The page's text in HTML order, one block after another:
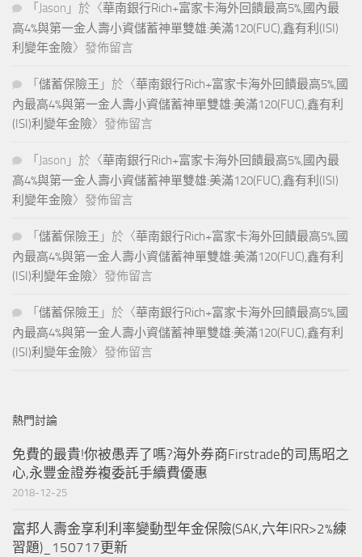
「 Jason 」於〈華南銀行Rich+富家卡海外回饋最高5%,國內最
高4%與第一金人壽小資儲蓄神單雙雄:美滿120(FUC),鑫有利(ISI)
利變年金險〉發佈留言
「 儲蓄保險王 」於〈華南銀行Rich+富家卡海外回饋最高5%,國
內最高4%與第一金人壽小資儲蓄神單雙雄:美滿120(FUC),鑫有利
(ISI)利變年金險〉發佈留言
「 Jason 」於〈華南銀行Rich+富家卡海外回饋最高5%,國內最
高4%與第一金人壽小資儲蓄神單雙雄:美滿120(FUC),鑫有利(ISI)
利變年金險〉發佈留言
「 儲蓄保險王 」於〈華南銀行Rich+富家卡海外回饋最高5%,國
內最高4%與第一金人壽小資儲蓄神單雙雄:美滿120(FUC),鑫有利
(ISI)利變年金險〉發佈留言
「 儲蓄保險王 」於〈華南銀行Rich+富家卡海外回饋最高5%,國
內最高4%與第一金人壽小資儲蓄神單雙雄:美滿120(FUC),鑫有利
(ISI)利變年金險〉發佈留言
熱門討論
免費的最貴!你被愚弄了嗎?海外券商Firstrade的司馬昭之
心,永豐金證券複委託手續費優惠
2018-12-25
富邦人壽金享利利率變動型年金保險(SAK,六年IRR>2%練
習題)_150717更新